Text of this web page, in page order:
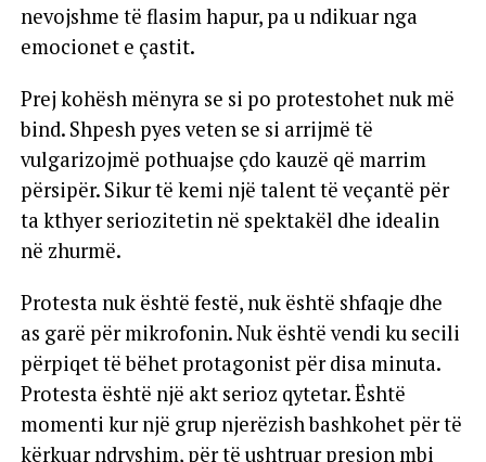
nevojshme të flasim hapur, pa u ndikuar nga
emocionet e çastit.
Prej kohësh mënyra se si po protestohet nuk më
bind. Shpesh pyes veten se si arrijmë të
vulgarizojmë pothuajse çdo kauzë që marrim
përsipër. Sikur të kemi një talent të veçantë për
ta kthyer seriozitetin në spektakël dhe idealin
në zhurmë.
Protesta nuk është festë, nuk është shfaqje dhe
as garë për mikrofonin. Nuk është vendi ku secili
përpiqet të bëhet protagonist për disa minuta.
Protesta është një akt serioz qytetar. Është
momenti kur një grup njerëzish bashkohet për të
kërkuar ndryshim, për të ushtruar presion mbi